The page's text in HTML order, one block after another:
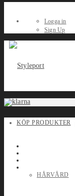
Logga in
Sign Up
KÖP PRODUKTER
HÅRVÅRD